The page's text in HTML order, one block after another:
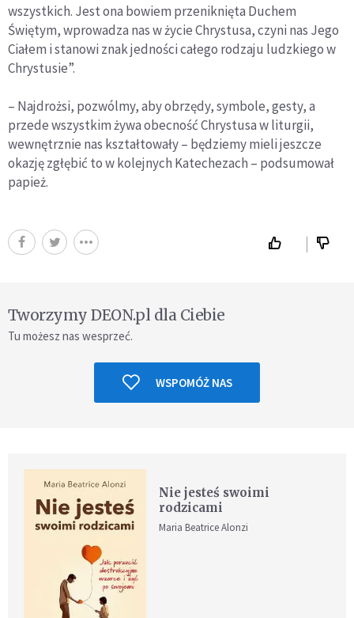
wszystkich. Jest ona bowiem przeniknięta Duchem
Świętym, wprowadza nas w życie Chrystusa, czyni nas Jego
Ciałem i stanowi znak jedności całego rodzaju ludzkiego w
Chrystusie”.
– Najdrożsi, pozwólmy, aby obrzędy, symbole, gesty, a
przede wszystkim żywa obecność Chrystusa w liturgii,
wewnętrznie nas kształtowały – będziemy mieli jeszcze
okazję zgłębić to w kolejnych Katechezach – podsumował
papież.
Tworzymy DEON.pl dla Ciebie
Tu możesz nas wesprzeć.
WSPOMÓŻ NAS
Nie jesteś swoimi
rodzicami
Maria Beatrice Alonzi